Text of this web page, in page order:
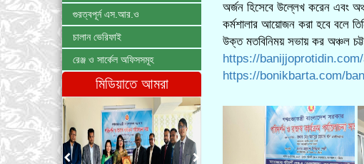
গুরত্বপূর্ন এস.আর.ও
চালান ভেরিফাই
রেঞ্জ ও সার্কেল অফিসসমূহ
মিডিয়াতে আমরা
অর্জন হিসেবে উল্লেখ করেন এবং
কর্মশালার আয়োজন করা হবে বলে
উক্ত মতবিনিময় সভায় কর অঞ্চল
https://
https://bonikbarta.com/